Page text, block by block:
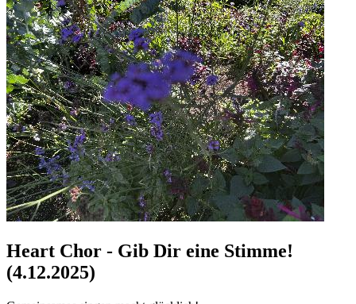
Heart Chor - Gib Dir eine Stimme!
(4.12.2025)